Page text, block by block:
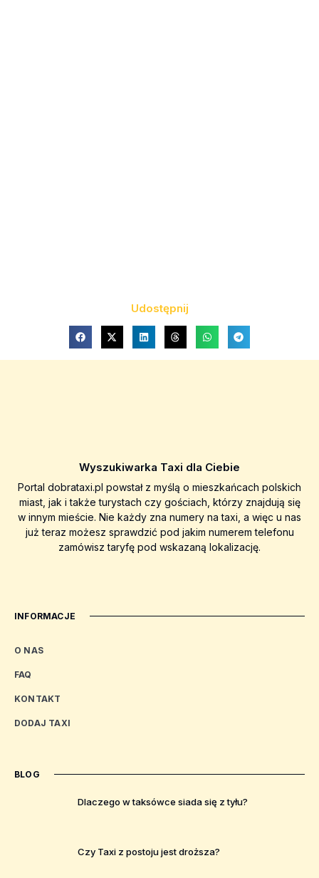
Udostępnij
Wyszukiwarka Taxi dla Ciebie
Portal dobrataxi.pl powstał z myślą o mieszkańcach polskich
miast, jak i także turystach czy gościach, którzy znajdują się
w innym mieście. Nie każdy zna numery na taxi, a więc u nas
już teraz możesz sprawdzić pod jakim numerem telefonu
zamówisz taryfę pod wskazaną lokalizację.
INFORMACJE
O NAS
FAQ
KONTAKT
DODAJ TAXI
BLOG
Dlaczego w taksówce siada się z tyłu?
Czy Taxi z postoju jest droższa?